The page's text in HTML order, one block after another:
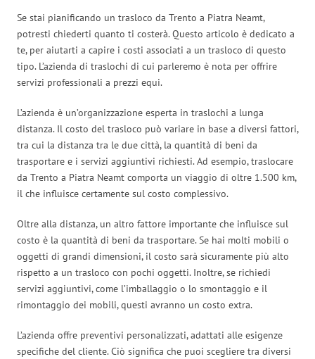
Se stai pianificando un trasloco da Trento a Piatra Neamt,
potresti chiederti quanto ti costerà. Questo articolo è dedicato a
te, per aiutarti a capire i costi associati a un trasloco di questo
tipo. L’azienda di traslochi di cui parleremo è nota per offrire
servizi professionali a prezzi equi.
L’azienda è un’organizzazione esperta in traslochi a lunga
distanza. Il costo del trasloco può variare in base a diversi fattori,
tra cui la distanza tra le due città, la quantità di beni da
trasportare e i servizi aggiuntivi richiesti. Ad esempio, traslocare
da Trento a Piatra Neamt comporta un viaggio di oltre 1.500 km,
il che influisce certamente sul costo complessivo.
Oltre alla distanza, un altro fattore importante che influisce sul
costo è la quantità di beni da trasportare. Se hai molti mobili o
oggetti di grandi dimensioni, il costo sarà sicuramente più alto
rispetto a un trasloco con pochi oggetti. Inoltre, se richiedi
servizi aggiuntivi, come l’imballaggio o lo smontaggio e il
rimontaggio dei mobili, questi avranno un costo extra.
L’azienda offre preventivi personalizzati, adattati alle esigenze
specifiche del cliente. Ciò significa che puoi scegliere tra diversi